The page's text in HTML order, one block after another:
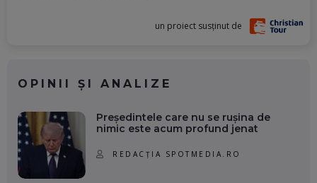
un proiect susținut de
OPINII ȘI ANALIZE
Președintele care nu se rușina de
nimic este acum profund jenat
REDACȚIA SPOTMEDIA.RO